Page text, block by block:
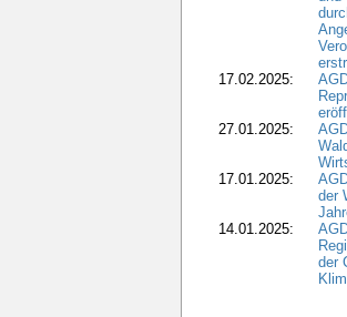
17.02.2025:
27.01.2025:
17.01.2025:
der
14.01.2025:
der